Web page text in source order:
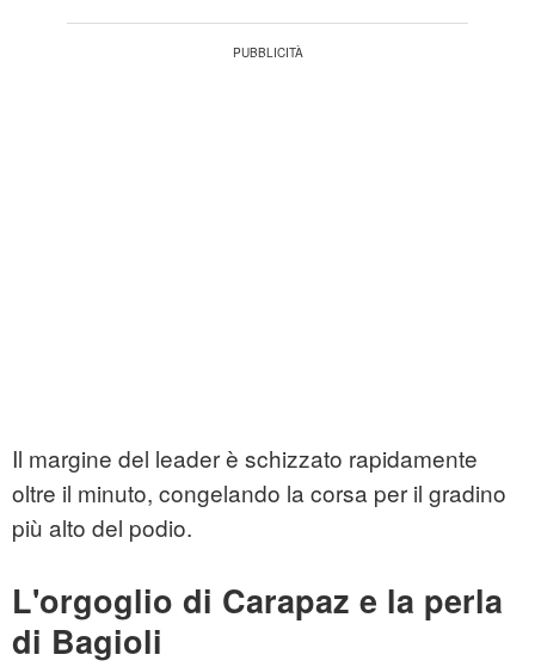
Il margine del leader è schizzato rapidamente
oltre il minuto, congelando la corsa per il gradino
più alto del podio.
L'orgoglio di Carapaz e la perla
di Bagioli